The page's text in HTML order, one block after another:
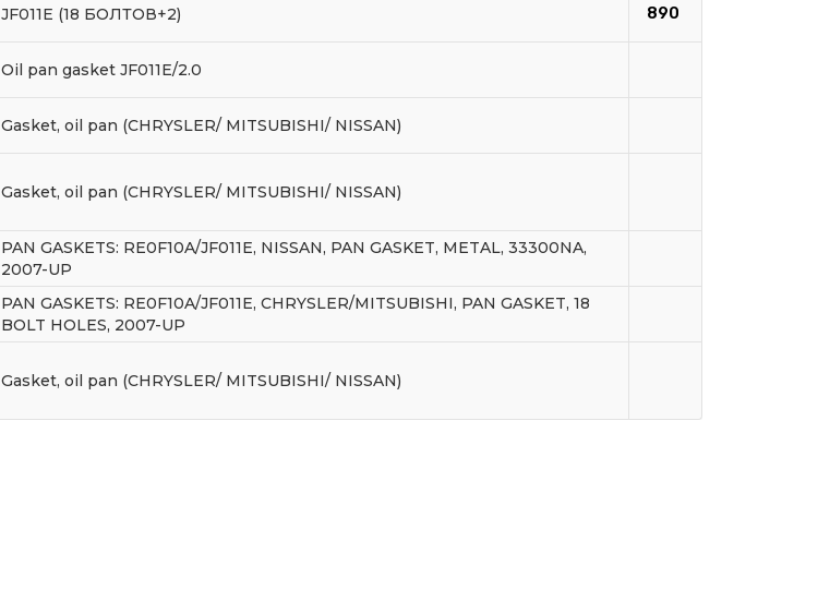
JF011E (18 БОЛТОВ+2) 890
Oil pan gasket JF011E/2.0
Gasket, oil pan (CHRYSLER/ MITSUBISHI/ NISSAN)
Gasket, oil pan (CHRYSLER/ MITSUBISHI/ NISSAN)
PAN GASKETS: RE0F10A/JF011E, NISSAN, PAN GASKET, METAL, 33300NA,
2007-UP
PAN GASKETS: RE0F10A/JF011E, CHRYSLER/MITSUBISHI, PAN GASKET, 18
BOLT HOLES, 2007-UP
Gasket, oil pan (CHRYSLER/ MITSUBISHI/ NISSAN)